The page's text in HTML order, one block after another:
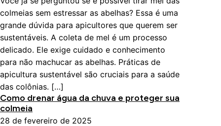
colmeias sem estressar as abelhas? Essa é uma
grande dúvida para apicultores que querem ser
sustentáveis. A coleta de mel é um processo
delicado. Ele exige cuidado e conhecimento
para não machucar as abelhas. Práticas de
apicultura sustentável são cruciais para a saúde
das colônias. […]
Como drenar água da chuva e proteger sua
colmeia
28 de fevereiro de 2025